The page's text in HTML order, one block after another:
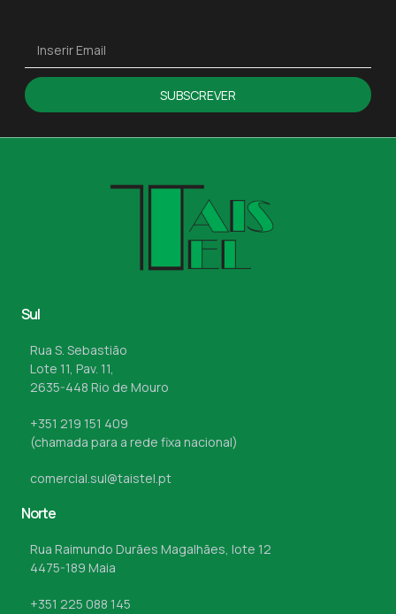
SUBSCREVER
Sul
Rua S. Sebastião
Lote 11, Pav. 11,
2635-448 Rio de Mouro
+351 219 151 409
(chamada para a rede fixa nacional)
comercial.sul@taistel.pt
Norte
Rua Raimundo Durães Magalhães, lote 12
4475-189 Maia
+351 225 088 145